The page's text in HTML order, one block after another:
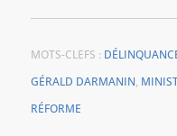
MOTS-CLEFS :
GÉRALD DARMANIN,
RÉFORME